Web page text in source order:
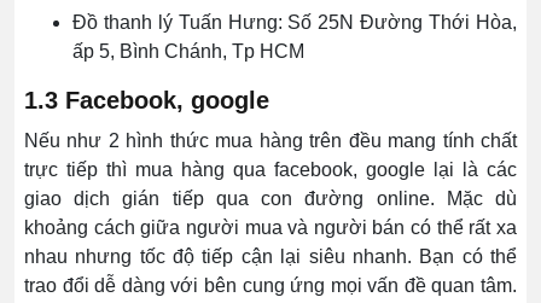
Đồ thanh lý Tuấn Hưng: Số 25N Đường Thới Hòa,
ấp 5, Bình Chánh, Tp HCM
1.3 Facebook, google
Nếu như 2 hình thức mua hàng trên đều mang tính chất
trực tiếp thì mua hàng qua facebook, google lại là các
giao dịch gián tiếp qua con đường online. Mặc dù
khoảng cách giữa người mua và người bán có thể rất xa
nhau nhưng tốc độ tiếp cận lại siêu nhanh. Bạn có thể
trao đổi dễ dàng với bên cung ứng mọi vấn đề quan tâm.